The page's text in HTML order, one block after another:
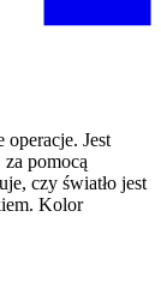
Jest
pomocą
czy światło jest
Kolor